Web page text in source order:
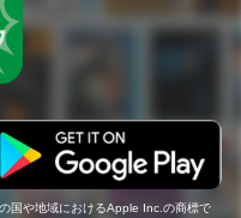
国や地域におけるApple Inc.の商標で